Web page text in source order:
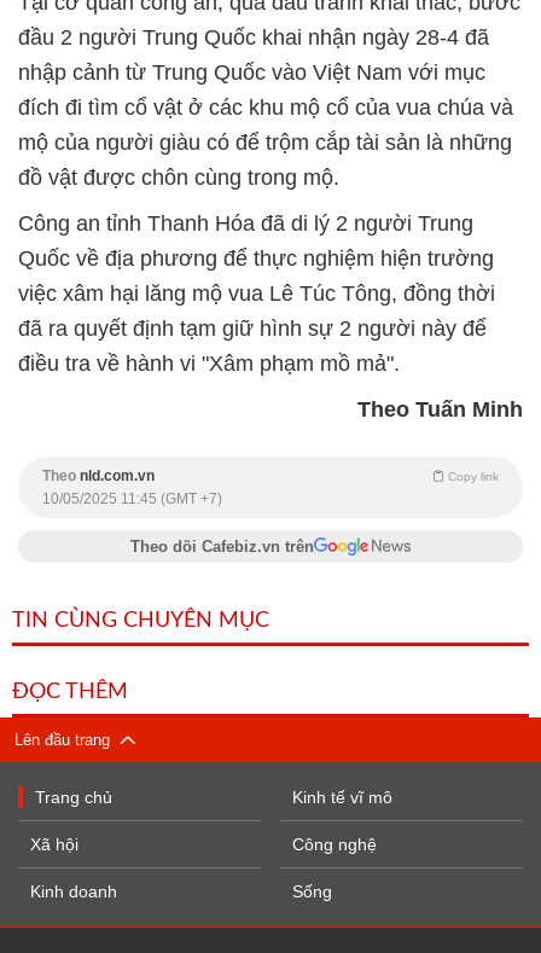
đầu 2 người Trung Quốc khai nhận ngày 28-4 đã
nhập cảnh từ Trung Quốc vào Việt Nam với mục
đích đi tìm cổ vật ở các khu mộ cổ của vua chúa và
mộ của người giàu có để trộm cắp tài sản là những
đồ vật được chôn cùng trong mộ.
Công an tỉnh Thanh Hóa đã di lý 2 người Trung
Quốc về địa phương để thực nghiệm hiện trường
việc xâm hại lăng mộ vua Lê Túc Tông, đồng thời
đã ra quyết định tạm giữ hình sự 2 người này để
điều tra về hành vi "Xâm phạm mồ mả".
Theo Tuấn Minh
Theo nld.com.vn Copy link
10/05/2025 11:45 (GMT +7)
Theo dõi Cafebiz.vn trên
TIN CÙNG CHUYÊN MỤC
ĐỌC THÊM
Lên đầu trang
Trang chủ
Xã hội
Kinh doanh
Kinh tế vĩ mô
Công nghệ
Sống